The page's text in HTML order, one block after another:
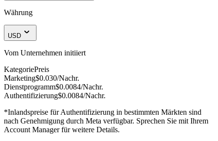
Währung
USD
Vom Unternehmen initiiert
KategoriePreis
Marketing$0.030/Nachr.
Dienstprogramm$0.0084/Nachr.
Authentifizierung$0.0084/Nachr.
*Inlandspreise für Authentifizierung in bestimmten Märkten sind
nach Genehmigung durch Meta verfügbar. Sprechen Sie mit Ihrem
Account Manager für weitere Details.